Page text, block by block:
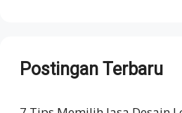
Postingan Terbaru